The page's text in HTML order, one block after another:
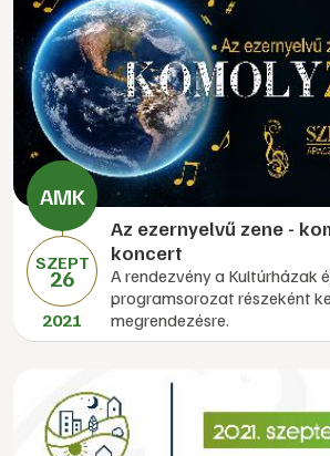
SZEPT
26
2021
Az ezernyelvű zene -
koncert
A rendezvény a Kultúrházak
programsorozat részeként
megrendezésre.